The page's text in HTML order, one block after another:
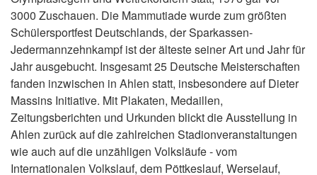
3000 Zuschauen. Die Mammutiade wurde zum größten
Schülersportfest Deutschlands, der Sparkassen-
Jedermannzehnkampf ist der älteste seiner Art und Jahr für
Jahr ausgebucht. Insgesamt 25 Deutsche Meisterschaften
fanden inzwischen in Ahlen statt, insbesondere auf Dieter
Massins Initiative. Mit Plakaten, Medaillen,
Zeitungsberichten und Urkunden blickt die Ausstellung in
Ahlen zurück auf die zahlreichen Stadionveranstaltungen
wie auch auf die unzähligen Volksläufe - vom
Internationalen Volkslauf, dem Pöttkeslauf, Werselauf,